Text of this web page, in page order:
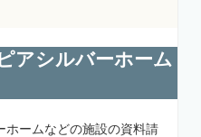
アシルバーホーム
ホームなどの施設の資料請